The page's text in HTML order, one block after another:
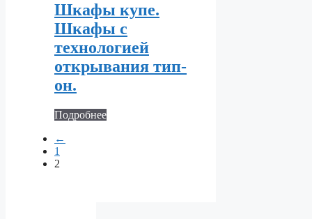
Шкафы купе.
Шкафы с
технологией
открывания тип-
он.
Подробнее
←
1
2